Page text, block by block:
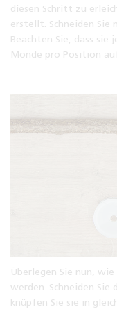
diesen Schritt zu
erstellt. Schneiden Sie
Beachten Sie, dass
Monde pro Position
Überlegen Sie nun,
werden. Schneiden Sie
knüpfen Sie sie in